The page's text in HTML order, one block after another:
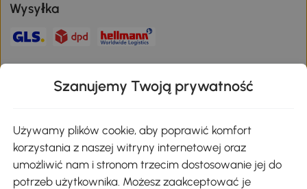
Wysyłka
Pobierz aplikację Aosom
Google Play
Szanujemy Twoją prywatność
Używamy plików cookie, aby poprawić komfort
korzystania z naszej witryny internetowej oraz
umożliwić nam i stronom trzecim dostosowanie jej do
potrzeb użytkownika. Możesz zaakceptować je